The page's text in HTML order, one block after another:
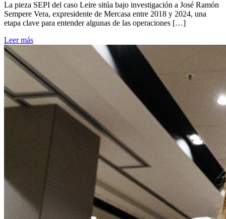
La pieza SEPI del caso Leire sitúa bajo investigación a José Ramón
Sempere Vera, expresidente de Mercasa entre 2018 y 2024, una
etapa clave para entender algunas de las operaciones […]
Leer más